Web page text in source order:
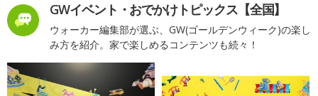
GWイベント・おでかけトピックス【全国】
ウォーカー編集部が選ぶ、GW(ゴールデンウィーク)の楽し
み方を紹介。家で楽しめるコンテンツも続々！